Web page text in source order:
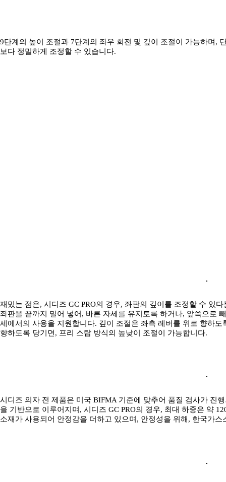
9단계의 높이 조절과 7단계의 좌우 회전 및 깊이 조절이 가능하며,
보다 정밀하게 조정할 수 있습니다.
재밌는 점은, 시디즈 GC PRO의 경우, 좌판의 깊이를 조정할 수 있
좌판을 끝까지 밀어 넣어, 바른 자세를 유지토록 하거나, 앞쪽으로
세에서의 사용을 지원합니다. 깊이 조절은 좌측 레버를 위로 향하
향하도록 당기면, 프리 스탑 방식의 높낮이 조절이 가능합니다.
시디즈 의자 전 제품은 미국 BIFMA 기준에 맞추어 품질 검사가 진
을 기반으로 이루어지며, 시디즈 GC PRO의 경우, 최대 하중은 약
소재가 사용되어 안정감을 더하고 있으며, 안정성을 위해, 한국가